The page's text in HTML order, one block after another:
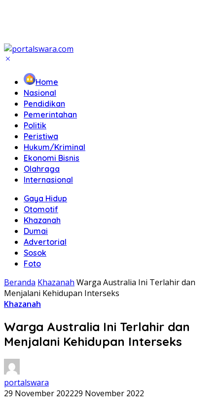
Home
Nasional
Pendidikan
Pemerintahan
Politik
Peristiwa
Hukum/Kriminal
Ekonomi Bisnis
Olahraga
Internasional
Gaya Hidup
Otomotif
Khazanah
Dumai
Advertorial
Sosok
Foto
Beranda Khazanah Warga Australia Ini Terlahir dan
Menjalani Kehidupan Interseks
Khazanah
Warga Australia Ini Terlahir dan
Menjalani Kehidupan Interseks
portalswara
29 November 202229 November 2022